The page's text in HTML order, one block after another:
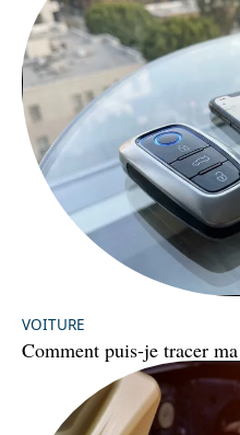
VOITURE
Comment puis-je tracer